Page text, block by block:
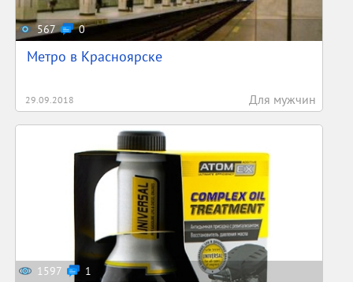
567 0
Метро в Красноярске
29.09.2018 Для мужчин
1597 1